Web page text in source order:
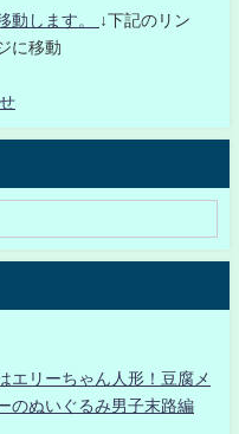
動します。
↓下記のリン
に移動
リーちゃん人形！豆腐メ
のぬいぐるみ男子末路編